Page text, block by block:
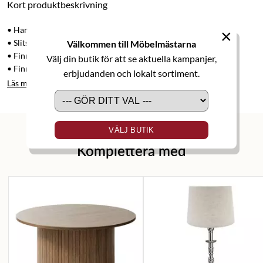
Välkommen till Möbelmästarna
Välj din butik för att se aktuella kampanjer,
erbjudanden och lokalt sortiment.
VÄLJ BUTIK
×
Kort produktbeskrivning
• Handvävd ullmatta
• Slitstark kvalitet
• Finns i flera färger
• Finns i flera storlekar
Läs mer
Komplettera med